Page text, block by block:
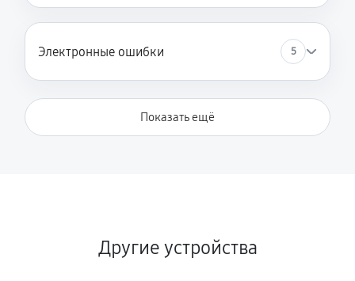
Электронные ошибки 5
Показать ещё
Другие устройства